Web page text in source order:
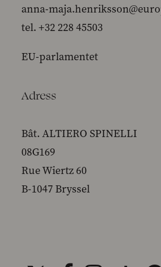
anna-
tel. +32 228 45503
EU-parlamentet
Adress
Bât. ALTIERO SPINELLI
08G169
Rue Wiertz 60
B-1047 Bryssel